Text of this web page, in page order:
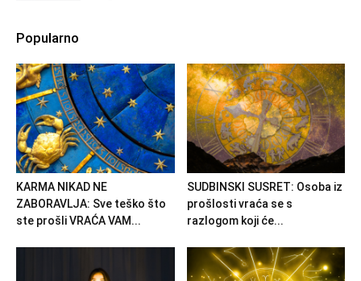
Popularno
KARMA NIKAD NE
ZABORAVLJA: Sve teško što
ste prošli VRAĆA VAM...
SUDBINSKI SUSRET: Osoba iz
prošlosti vraća se s
razlogom koji će...